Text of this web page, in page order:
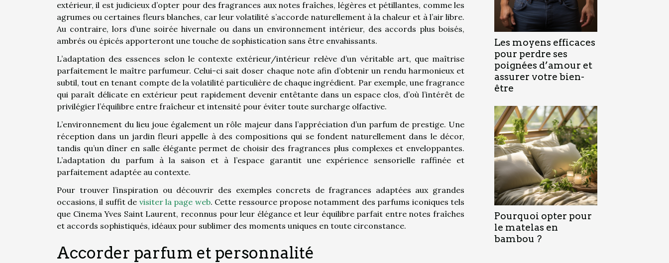
extérieur, il est judicieux d’opter pour des fragrances aux notes fraîches, légères et pétillantes, comme les
agrumes ou certaines fleurs blanches, car leur volatilité s’accorde naturellement à la chaleur et à l’air libre.
Au contraire, lors d’une soirée hivernale ou dans un environnement intérieur, des accords plus boisés,
ambrés ou épicés apporteront une touche de sophistication sans être envahissants.
L’adaptation des essences selon le contexte extérieur/intérieur relève d’un véritable art, que maîtrise
parfaitement le maître parfumeur. Celui-ci sait doser chaque note afin d’obtenir un rendu harmonieux et
subtil, tout en tenant compte de la volatilité particulière de chaque ingrédient. Par exemple, une fragrance
qui paraît délicate en extérieur peut rapidement devenir entêtante dans un espace clos, d’où l’intérêt de
privilégier l’équilibre entre fraîcheur et intensité pour éviter toute surcharge olfactive.
L’environnement du lieu joue également un rôle majeur dans l’appréciation d’un parfum de prestige. Une
réception dans un jardin fleuri appelle à des compositions qui se fondent naturellement dans le décor,
tandis qu’un dîner en salle élégante permet de choisir des fragrances plus complexes et enveloppantes.
L’adaptation du parfum à la saison et à l’espace garantit une expérience sensorielle raffinée et
parfaitement adaptée au contexte.
Pour trouver l’inspiration ou découvrir des exemples concrets de fragrances adaptées aux grandes
occasions, il suffit de visiter la page web. Cette ressource propose notamment des parfums iconiques tels
que Cinema Yves Saint Laurent, reconnus pour leur élégance et leur équilibre parfait entre notes fraîches
et accords sophistiqués, idéaux pour sublimer des moments uniques en toute circonstance.
Accorder parfum et personnalité
Les moyens efficaces
pour perdre ses
poignées d’amour et
assurer votre bien-
être
Pourquoi opter pour
le matelas en
bambou ?